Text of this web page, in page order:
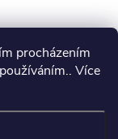
procházením
Více